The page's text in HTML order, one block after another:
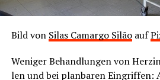
Ein Drit­tel der Wahl-O-Mat-
oder älter.
Bild von Silas Camar­go Silãoauf
Weni­ger Behand­lun­gen von
len und bei plan­ba­ren Ein­grif­fen: